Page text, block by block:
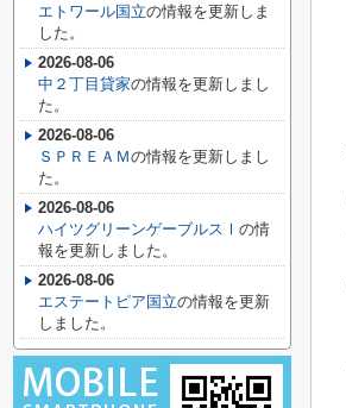
エトワール国立の情報を更新しま
した。
2026-08-06
中２丁目貸家の情報を更新しまし
た。
2026-08-06
ＳＰＲＥＡＭの情報を更新しまし
た。
2026-08-06
ハイツグリーンゲーブルスⅠ の情
報を更新しました。
2026-08-06
エステートピア国立の情報を更新
しました。